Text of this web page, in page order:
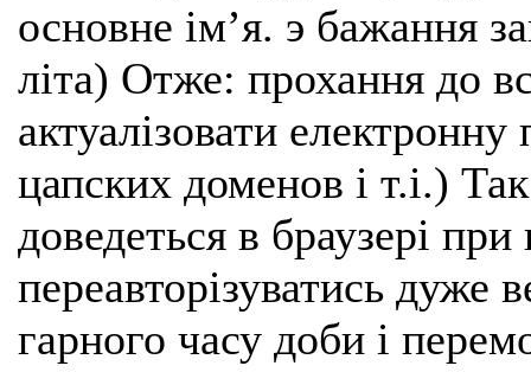
основне імʼя. э бажання
літа) Отже: прохання до
актуалізовати
цапских доменов і т.і.)
доведеться в браузері
переавторізуватись
гарного часу доби і